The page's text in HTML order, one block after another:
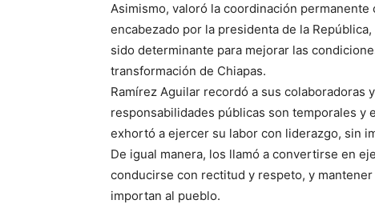
Asimismo, valoró la coordinación
encabezado por la presidenta de la
sido determinante para mejorar las
transformación de Chiapas.
Ramírez Aguilar recordó a sus colaboradoras
responsabilidades públicas son temporales y
exhortó a ejercer su labor con liderazgo, sin
De igual manera, los llamó a convertirse en
conducirse con rectitud y respeto, y
importan al pueblo.